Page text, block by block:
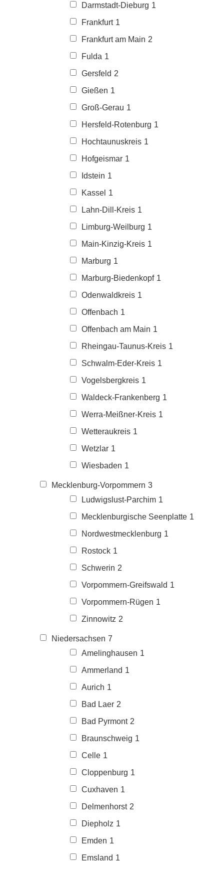
Darmstadt-Dieburg 1
Frankfurt 1
Frankfurt am Main 2
Fulda 1
Gersfeld 2
Gießen 1
Groß-Gerau 1
Hersfeld-Rotenburg 1
Hochtaunuskreis 1
Hofgeismar 1
Idstein 1
Kassel 1
Lahn-Dill-Kreis 1
Limburg-Weilburg 1
Main-Kinzig-Kreis 1
Marburg 1
Marburg-Biedenkopf 1
Odenwaldkreis 1
Offenbach 1
Offenbach am Main 1
Rheingau-Taunus-Kreis 1
Schwalm-Eder-Kreis 1
Vogelsbergkreis 1
Waldeck-Frankenberg 1
Werra-Meißner-Kreis 1
Wetteraukreis 1
Wetzlar 1
Wiesbaden 1
Mecklenburg-Vorpommern 3
Ludwigslust-Parchim 1
Mecklenburgische Seenplatte 1
Nordwestmecklenburg 1
Rostock 1
Schwerin 2
Vorpommern-Greifswald 1
Vorpommern-Rügen 1
Zinnowitz 2
Niedersachsen 7
Amelinghausen 1
Ammerland 1
Aurich 1
Bad Laer 2
Bad Pyrmont 2
Braunschweig 1
Celle 1
Cloppenburg 1
Cuxhaven 1
Delmenhorst 2
Diepholz 1
Emden 1
Emsland 1